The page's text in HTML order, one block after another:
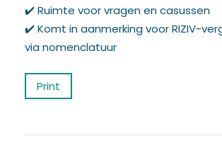
✔️ Ruimte voor vragen en casussen
✔️ Komt in aanmerking voor RIZIV-
via nomenclatuur
Print